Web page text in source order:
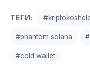
ТЕГИ:
#phantom solana
#cold wallet